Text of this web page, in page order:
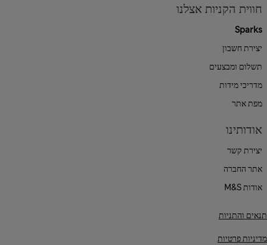
חווית הקניות אצלנו
Sparks
יצירת חשבון
תשלום ומבצעים
מדריכי מידות
מפת אתר
אודותינו
יצירת קשר
אתר החברה
אודות M&S
תנאים והתניות
מדיניות פרטיות